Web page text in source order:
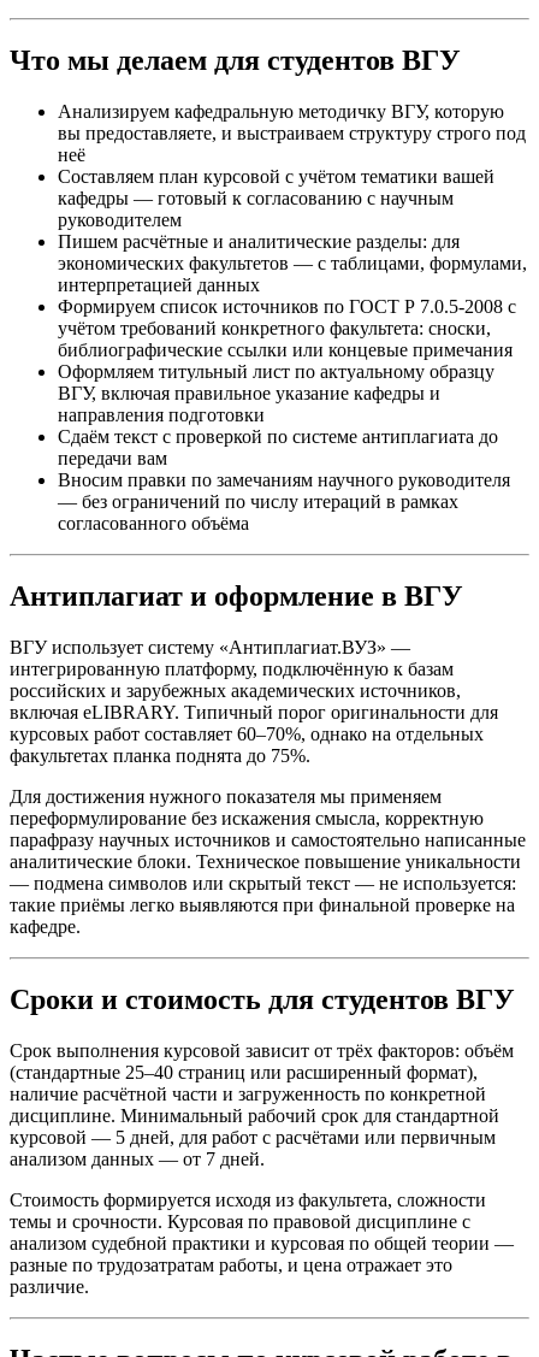
Что мы делаем для студентов ВГУ
Анализируем кафедральную методичку ВГУ, которую
вы предоставляете, и выстраиваем структуру строго под
неё
Составляем план курсовой с учётом тематики вашей
кафедры — готовый к согласованию с научным
руководителем
Пишем расчётные и аналитические разделы: для
экономических факультетов — с таблицами, формулами,
интерпретацией данных
Формируем список источников по ГОСТ Р 7.0.5-2008 с
учётом требований конкретного факультета: сноски,
библиографические ссылки или концевые примечания
Оформляем титульный лист по актуальному образцу
ВГУ, включая правильное указание кафедры и
направления подготовки
Сдаём текст с проверкой по системе антиплагиата до
передачи вам
Вносим правки по замечаниям научного руководителя
— без ограничений по числу итераций в рамках
согласованного объёма
Антиплагиат и оформление в ВГУ
ВГУ использует систему «Антиплагиат.ВУЗ» —
интегрированную платформу, подключённую к базам
российских и зарубежных академических источников,
включая eLIBRARY. Типичный порог оригинальности для
курсовых работ составляет 60–70%, однако на отдельных
факультетах планка поднята до 75%.
Для достижения нужного показателя мы применяем
переформулирование без искажения смысла, корректную
парафразу научных источников и самостоятельно написанные
аналитические блоки. Техническое повышение уникальности
— подмена символов или скрытый текст — не используется:
такие приёмы легко выявляются при финальной проверке на
кафедре.
Сроки и стоимость для студентов ВГУ
Срок выполнения курсовой зависит от трёх факторов: объём
(стандартные 25–40 страниц или расширенный формат),
наличие расчётной части и загруженность по конкретной
дисциплине. Минимальный рабочий срок для стандартной
курсовой — 5 дней, для работ с расчётами или первичным
анализом данных — от 7 дней.
Стоимость формируется исходя из факультета, сложности
темы и срочности. Курсовая по правовой дисциплине с
анализом судебной практики и курсовая по общей теории —
разные по трудозатратам работы, и цена отражает это
различие.